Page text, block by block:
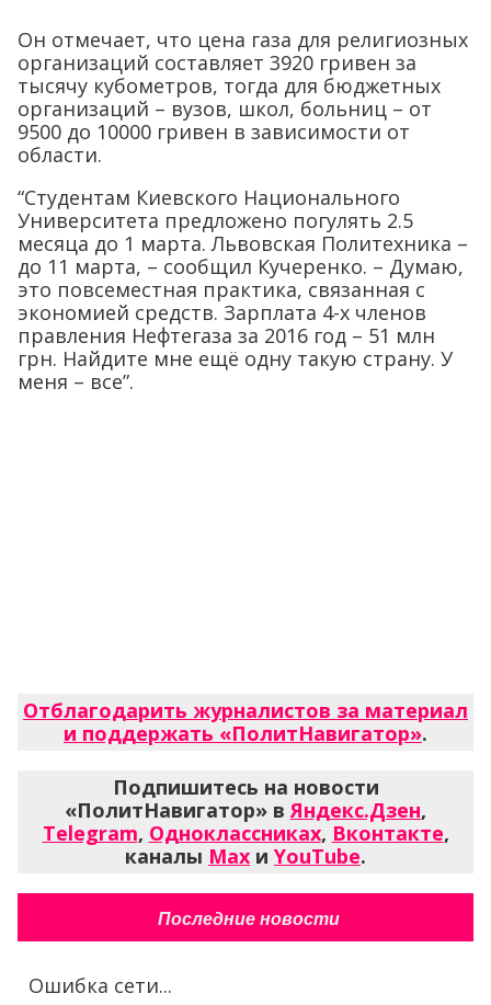
Он отмечает, что цена газа для религиозных
организаций составляет 3920 гривен за
тысячу кубометров, тогда для бюджетных
организаций – вузов, школ, больниц – от
9500 до 10000 гривен в зависимости от
области.
“Студентам Киевского Национального
Университета предложено погулять 2.5
месяца до 1 марта.Львовская Политехника –
до 11 марта, – сообщил Кучеренко. – Думаю,
это повсеместная практика, связанная с
экономией средств. Зарплата 4-х членов
правления Нефтегаза за 2016 год – 51 млн
грн. Найдите мне ещё одну такую страну. У
меня – все”.
Отблагодарить журналистов за материал
и поддержать «ПолитНавигатор».
Подпишитесь на новости
«ПолитНавигатор» вЯндекс.Дзен,
Telegram, Одноклассниках, Вконтакте,
каналы Max и YouTube.
Последние новости
Ошибка сети...